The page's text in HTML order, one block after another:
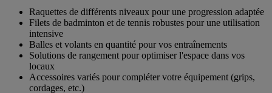
Raquettes de différents niveaux pour une progression adaptée
Filets de badminton et de tennis robustes pour une utilisation
intensive
Balles et volants en quantité pour vos entraînements
Solutions de rangement pour optimiser l'espace dans vos
locaux
Accessoires variés pour compléter votre équipement (grips,
cordages, etc.)